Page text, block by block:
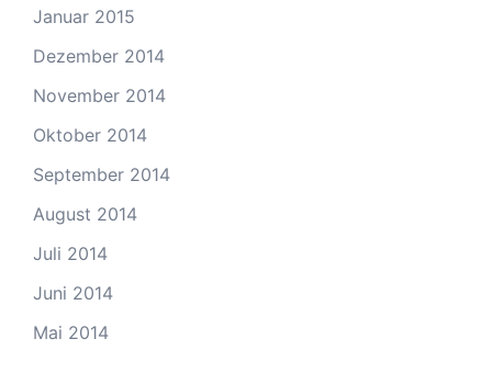
Januar 2015
Dezember 2014
November 2014
Oktober 2014
September 2014
August 2014
Juli 2014
Juni 2014
Mai 2014